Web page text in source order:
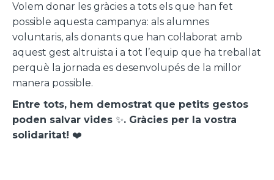
Volem donar les gràcies a tots els que han fet
possible aquesta campanya: als alumnes
voluntaris, als donants que han col·laborat amb
aquest gest altruista i a tot l’equip que ha treballat
perquè la jornada es desenvolupés de la millor
manera possible.
Entre tots, hem demostrat que petits gestos
poden salvar vides ✨. Gràcies per la vostra
solidaritat! ❤️